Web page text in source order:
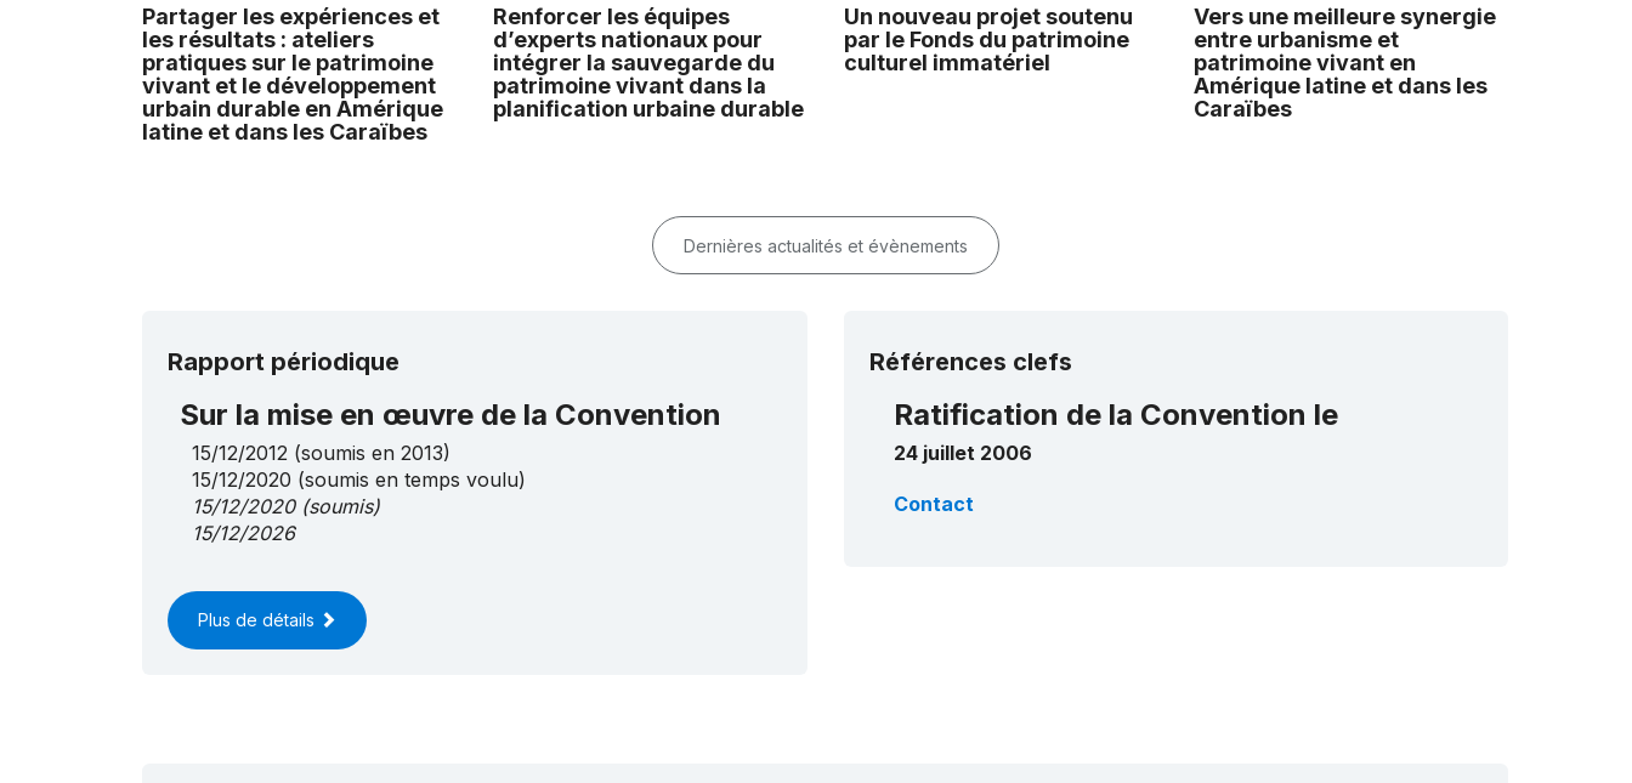
Partager les expériences et
les résultats : ateliers
pratiques sur le patrimoine
vivant et le développement
urbain durable en Amérique
latine et dans les Caraïbes
Renforcer les équipes
d’experts nationaux pour
intégrer la sauvegarde du
patrimoine vivant dans la
planification urbaine durable
Un nouveau projet soutenu
par le Fonds du patrimoine
culturel immatériel
Vers une meilleure synergie
entre urbanisme et
patrimoine vivant en
Amérique latine et dans les
Caraïbes
Dernières actualités et évènements
Rapport périodique
Sur la mise en œuvre de la Convention
15/12/2012 (soumis en 2013)
15/12/2020 (soumis en temps voulu)
15/12/2020(soumis)
15/12/2026
Plus de détails
Références clefs
Ratification de la Convention le
24 juillet 2006
Contact